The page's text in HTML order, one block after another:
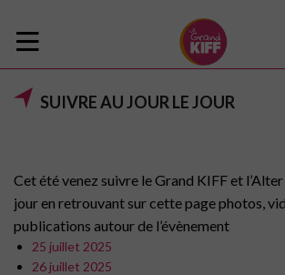
SUIVRE AU JOUR LE JOUR
Cet été venez suivre le Grand KIFF et
jour en retrouvant sur cette page photos,
publications autour de l’évènement
25 juillet 2025
26 juillet 2025